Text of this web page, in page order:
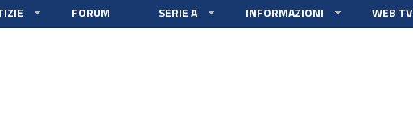
FORUM SERIE A INFORMAZIONI WEB TV